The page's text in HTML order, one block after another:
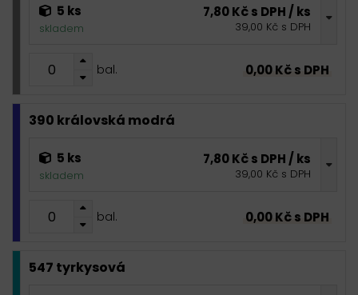
5 ks
skladem
7,80 Kč s DPH / ks
39,00 Kč s DPH
bal. 0,00 Kč s DPH
390 královská modrá
5 ks
skladem
7,80 Kč s DPH / ks
39,00 Kč s DPH
bal. 0,00 Kč s DPH
547 tyrkysová